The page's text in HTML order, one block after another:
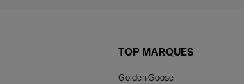
TOP MARQUES
Golden Goose